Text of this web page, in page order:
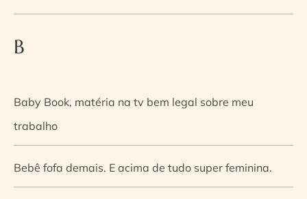
B
Baby Book, matéria na tv bem legal sobre meu
trabalho
Bebê fofa demais. E acima de tudo super feminina.